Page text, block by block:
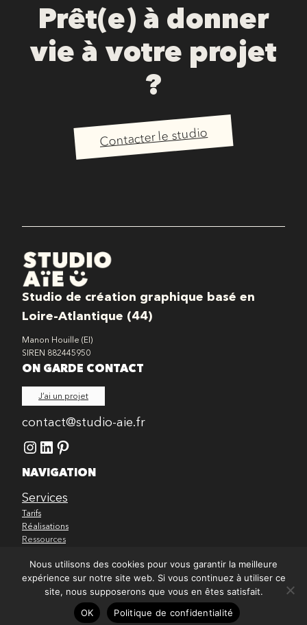
Prêt(e) à donner
vie à votre projet
?
Contacter le studio
Studio de création graphique basé en
Loire-Atlantique (44)
Manon Houille (EI)
SIREN 882445950
ON GARDE CONTACT
J’ai un projet
contact@studio-aie.fr
Instagram LinkedIn Pinterest
NAVIGATION
Services
Tarifs
Réalisations
Ressources
Mentions légales & politique de confidentialité
2023 • ©Manon Houille • Studio Aïe • Tous droits réservés
Nous utilisons des cookies pour vous garantir la meilleure
expérience sur notre site web. Si vous continuez à utiliser ce
site, nous supposerons que vous en êtes satisfait.
OK
Politique de confidentialité